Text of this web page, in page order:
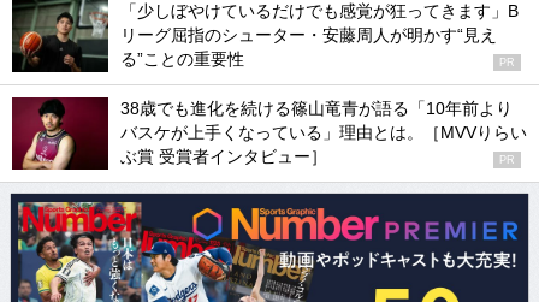
「少しぼやけているだけでも感覚が狂ってきます」B
リーグ屈指のシューター・安藤周人が明かす“見え
る”ことの重要性
PR
38歳でも進化を続ける篠山竜青が語る「10年前より
バスケが上手くなっている」理由とは。［MVVりらい
ぶ賞 受賞者インタビュー］
PR